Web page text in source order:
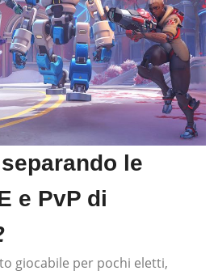
le
e PvP di
giocabile per pochi eletti,